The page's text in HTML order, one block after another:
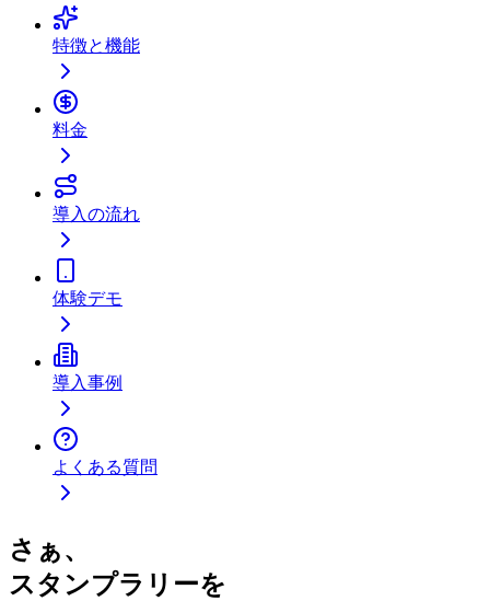
特徴と機能
料金
導入の流れ
体験デモ
導入事例
よくある質問
さぁ、
スタンプラリーを